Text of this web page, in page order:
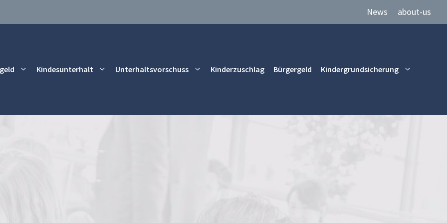
News about-us
Kindesunterhalt Unterhaltsvorschuss Kinderzuschlag Bürgergeld Kindergrundsicherung